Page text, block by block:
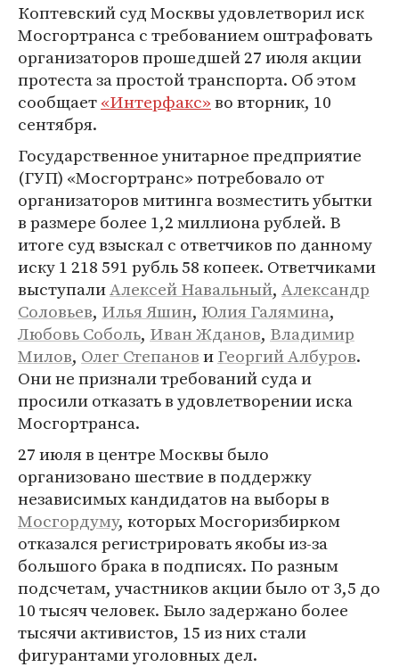
Коптевский суд Москвы удовлетворил иск
Мосгортранса с требованием оштрафовать
организаторов прошедшей 27 июля акции
протеста за простой транспорта. Об этом
сообщает«Интерфакс»во вторник, 10
сентября.
Государственное унитарное предприятие
(ГУП) «Мосгортранс» потребовало от
организаторов митинга возместить убытки
в размере более 1,2 миллиона рублей. В
итоге суд взыскал с ответчиков по данному
иску 1 218 591 рубль 58 копеек. Ответчиками
выступалиАлексей Навальный, Александр
Соловьев, Илья Яшин, Юлия Галямина,
Любовь Соболь, Иван Жданов, Владимир
Милов, Олег СтепановиГеоргий Албуров.
Они не признали требований суда и
просили отказать в удовлетворении иска
Мосгортранса.
27 июля в центре Москвы было
организовано шествие в поддержку
независимых кандидатов на выборы в
Мосгордуму, которых Мосгоризбирком
отказался регистрировать якобы из-за
большого брака в подписях. По разным
подсчетам, участников акции было от 3,5 до
10 тысяч человек. Было задержано более
тысячи активистов, 15 из них стали
фигурантами уголовных дел.